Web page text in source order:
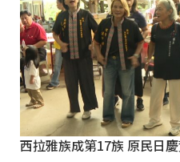
西拉雅族成第17族 原民日